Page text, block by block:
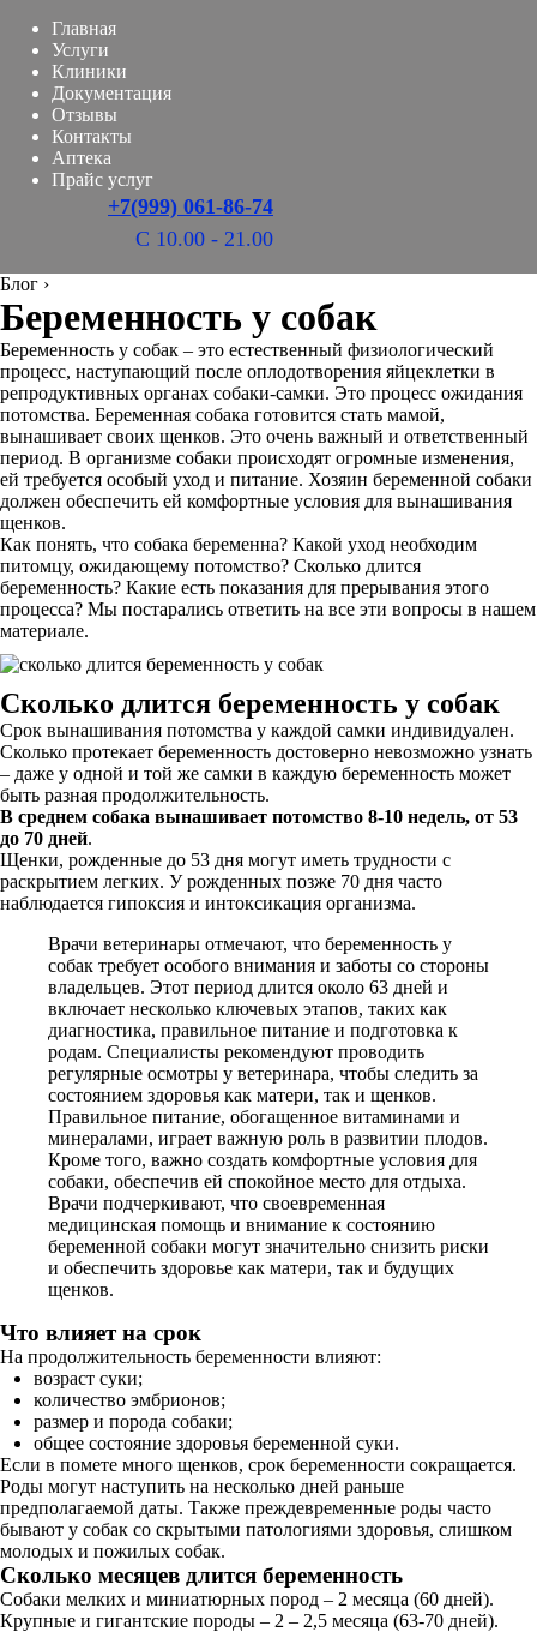
Главная
Услуги
Клиники
Документация
Отзывы
Контакты
Аптека
Прайс услуг
+7(999) 061-86-74
С 10.00 - 21.00
Блог ›
Беременность у собак
Беременность у собак – это естественный физиологический
процесс, наступающий после оплодотворения яйцеклетки в
репродуктивных органах собаки-самки. Это процесс ожидания
потомства. Беременная собака готовится стать мамой,
вынашивает своих щенков. Это очень важный и ответственный
период. В организме собаки происходят огромные изменения,
ей требуется особый уход и питание. Хозяин беременной собаки
должен обеспечить ей комфортные условия для вынашивания
щенков.
Как понять, что собака беременна? Какой уход необходим
питомцу, ожидающему потомство? Сколько длится
беременность? Какие есть показания для прерывания этого
процесса? Мы постарались ответить на все эти вопросы в нашем
материале.
Сколько длится беременность у собак
Срок вынашивания потомства у каждой самки индивидуален.
Сколько протекает беременность достоверно невозможно узнать
– даже у одной и той же самки в каждую беременность может
быть разная продолжительность.
В среднем собака вынашивает потомство 8-10 недель, от 53
до 70 дней.
Щенки, рожденные до 53 дня могут иметь трудности с
раскрытием легких. У рожденных позже 70 дня часто
наблюдается гипоксия и интоксикация организма.
Врачи ветеринары отмечают, что беременность у
собак требует особого внимания и заботы со стороны
владельцев. Этот период длится около 63 дней и
включает несколько ключевых этапов, таких как
диагностика, правильное питание и подготовка к
родам. Специалисты рекомендуют проводить
регулярные осмотры у ветеринара, чтобы следить за
состоянием здоровья как матери, так и щенков.
Правильное питание, обогащенное витаминами и
минералами, играет важную роль в развитии плодов.
Кроме того, важно создать комфортные условия для
собаки, обеспечив ей спокойное место для отдыха.
Врачи подчеркивают, что своевременная
медицинская помощь и внимание к состоянию
беременной собаки могут значительно снизить риски
и обеспечить здоровье как матери, так и будущих
щенков.
Что влияет на срок
На продолжительность беременности влияют:
возраст суки;
количество эмбрионов;
размер и порода собаки;
общее состояние здоровья беременной суки.
Если в помете много щенков, срок беременности сокращается.
Роды могут наступить на несколько дней раньше
предполагаемой даты. Также преждевременные роды часто
бывают у собак со скрытыми патологиями здоровья, слишком
молодых и пожилых собак.
Сколько месяцев длится беременность
Собаки мелких и миниатюрных пород – 2 месяца (60 дней).
Крупные и гигантские породы – 2 – 2,5 месяца (63-70 дней).